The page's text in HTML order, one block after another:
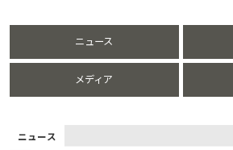
ニュース
メディア
ニュース